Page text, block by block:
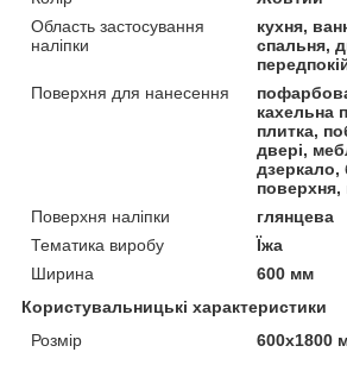
Область застосування
наліпки
кухня,
спальня,
Поверхня для нанесення
кахельна
плитка,
двері,
дзеркало,
Поверхня наліпки
глянцева
Тематика виробу
Їжа
Ширина
600 мм
Користувальницькі характеристики
Розмір
600х1800